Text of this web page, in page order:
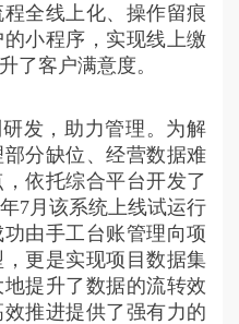
全线上化、操作留痕
小程序，实现线上缴
了客户满意度。
发，助力管理。为解
分缺位、经营数据难
依托综合平台开发了
7月该系统上线试运行
由手工台账管理向项
更是实现项目数据集
提升了数据的流转效
推进提供了强有力的